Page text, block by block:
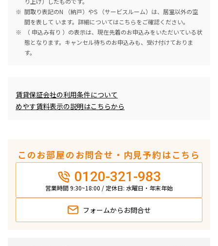
間取り表記のN （納戸）やS （サービスルーム）は、居室以外の空
間を表して います。詳細についてはこちらをご確認ください。
（ 申込み有り ）の表示は、現在先着のお申込みをいただいている状
態となります。キャンセル待ちのお申込みも、受け付けておりま
す。
賃貸保証会社の利用条件について
めやす賃料表示の説明はこちらから
このお部屋のお問合せ・内見予約はこちら
0120-321-983
営業時間 9:30~18:00 / 定休日: 水曜日・年末年始
フォームから お問合せ